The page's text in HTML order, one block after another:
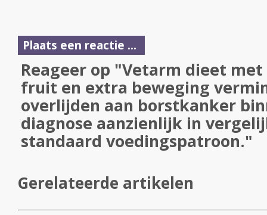
Plaats een reactie ...
Reageer op "Vetarm dieet
fruit en extra beweging
overlijden aan borstkanker
diagnose aanzienlijk in
standaard voedingspatroon."
Gerelateerde artikelen